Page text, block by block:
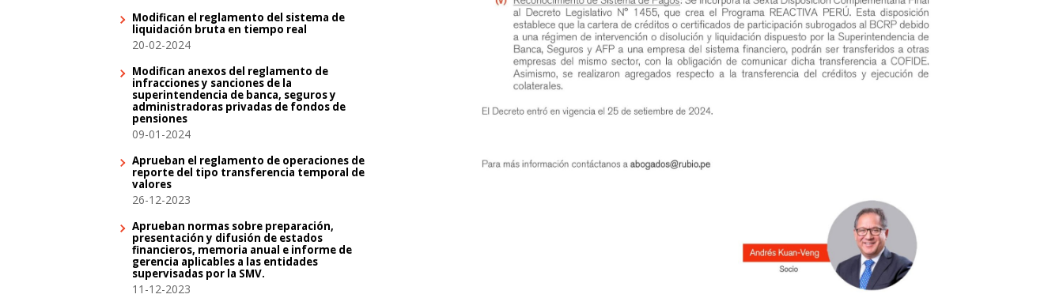
Modifican el reglamento del sistema de
liquidación bruta en tiempo real
20-02-2024
Modifican anexos del reglamento de
infracciones y sanciones de la
superintendencia de banca, seguros y
administradoras privadas de fondos de
pensiones
09-01-2024
Aprueban el reglamento de operaciones de
reporte del tipo transferencia temporal de
valores
26-12-2023
Aprueban normas sobre preparación,
presentación y difusión de estados
financieros, memoria anual e informe de
gerencia aplicables a las entidades
supervisadas por la SMV.
11-12-2023